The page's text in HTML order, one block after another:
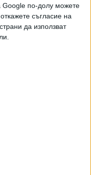
Google по-долу можете
съгласие на
да използват